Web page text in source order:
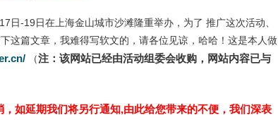
日-19日在上海金山城市沙滩隆重举办，为了 推广这次活动、
这篇文章，我难得写软文的，请各位见谅，哈哈！这是本人做
（注：该网站已经由活动组委会收购，网站内容已与
如延期我们将另行通知,由此给您带来的不便，我们深表